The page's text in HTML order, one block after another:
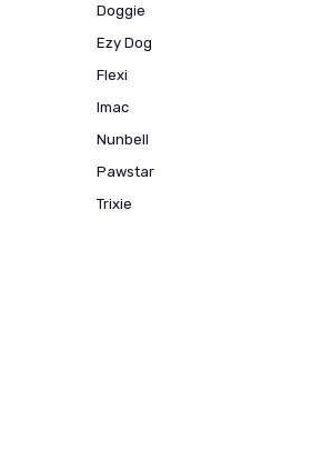
Doggie
Ezy Dog
Flexi
Imac
Nunbell
Pawstar
Trixie